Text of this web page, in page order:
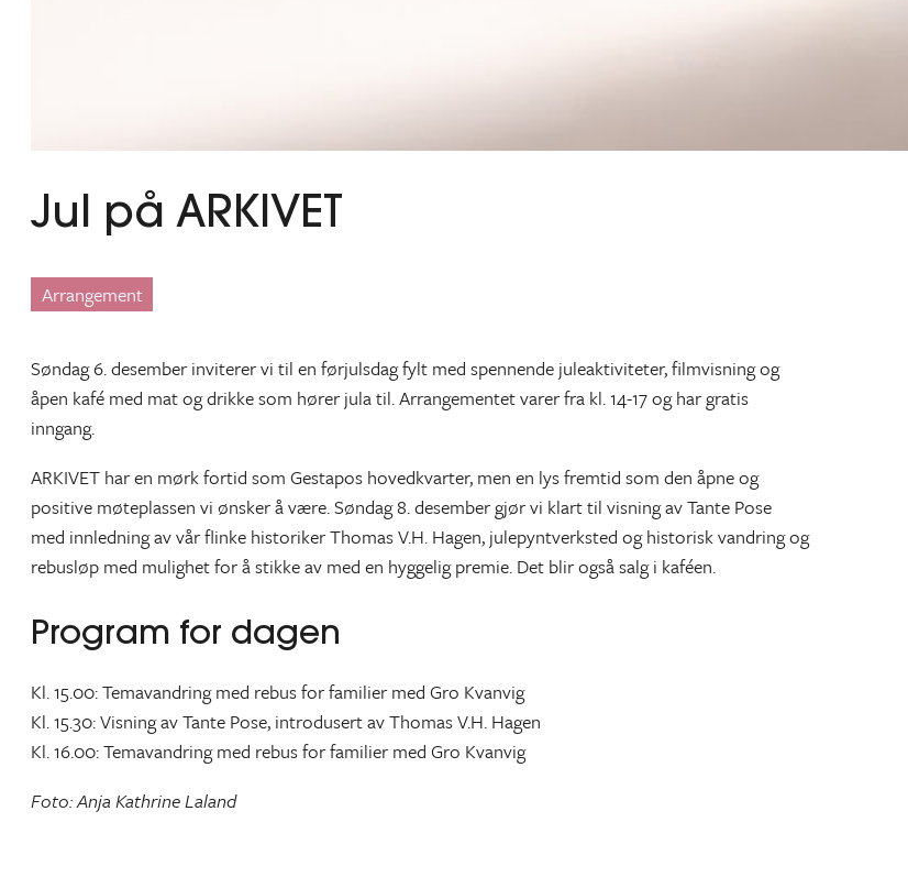
Jul på ARKIVET
Arrangement
Søndag 6. desember inviterer vi til en førjulsdag fylt med spennende juleaktiviteter, filmvisning og
åpen kafé med mat og drikke som hører jula til. Arrangementet varer fra kl. 14-17 og har gratis
inngang.
ARKIVET har en mørk fortid som Gestapos hovedkvarter, men en lys fremtid som den åpne og
positive møteplassen vi ønsker å være. Søndag 8. desember gjør vi klart til visning av Tante Pose
med innledning av vår flinke historiker Thomas V.H. Hagen, julepyntverksted og historisk vandring og
rebusløp med mulighet for å stikke av med en hyggelig premie. Det blir også salg i kaféen.
Program for dagen
Kl. 15.00: Temavandring med rebus for familier med Gro Kvanvig
Kl. 15.30: Visning av Tante Pose, introdusert av Thomas V.H. Hagen
Kl. 16.00: Temavandring med rebus for familier med Gro Kvanvig
Foto: Anja Kathrine Laland